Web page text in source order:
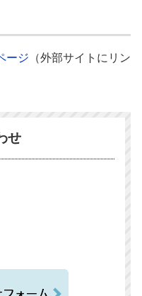
ージ （外部サイトにリン
せ